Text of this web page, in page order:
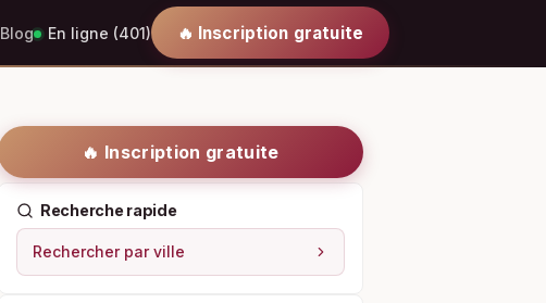
Blog En ligne (401) 🔥 Inscription gratuite
🔥 Inscription gratuite
Recherche rapide
Rechercher par ville